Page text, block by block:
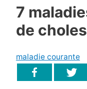
7
de
maladie courante